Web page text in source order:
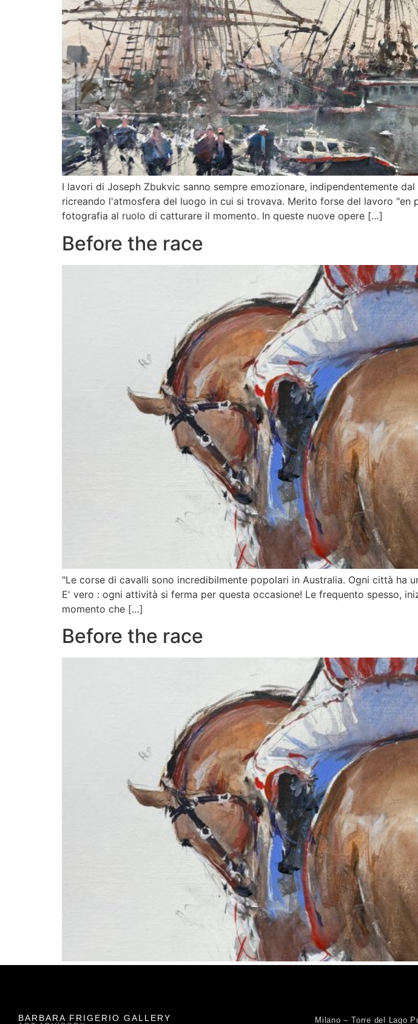
I lavori di Joseph Zbukvic sanno sempre emozionare, indipendentemente
ricreando l'atmosfera del luogo in cui si trovava. Merito forse del lavoro
fotografia al ruolo di catturare il momento. In queste nuove opere […]
Before the race
"Le corse di cavalli sono incredibilmente popolari in Australia. Ogni città ha
E' vero : ogni attività si ferma per questa occasione! Le frequento spesso,
momento che […]
Before the race
BARBARA FRIGERIO GALLERY Milano – Torre del Lago